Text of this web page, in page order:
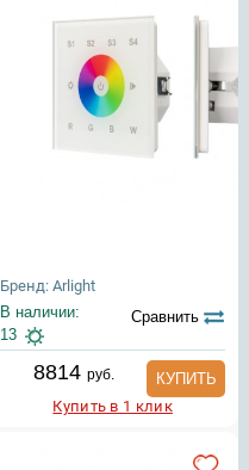
Бренд: Arlight
В наличии:
13
Сравнить
8814 руб.
КУПИТЬ
Купить в 1 клик